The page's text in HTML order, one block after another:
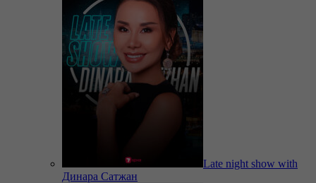
Late night show with
Динара Сатжан